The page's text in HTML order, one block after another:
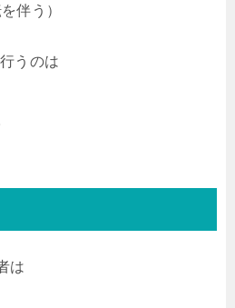
伴う）
うのは
は